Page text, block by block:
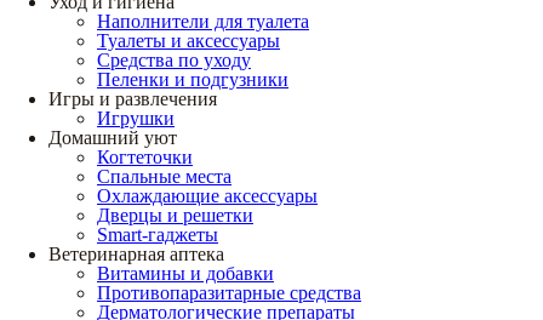
Наполнители для туалета
Туалеты и аксессуары
Средства по уходу
Пеленки и подгузники
Игры и развлечения
Игрушки
Домашний уют
Когтеточки
Спальные места
Охлаждающие аксессуары
Дверцы и решетки
Smart-гаджеты
Ветеринарная аптека
Витамины и добавки
Противопаразитарные средства
Дерматологические препараты